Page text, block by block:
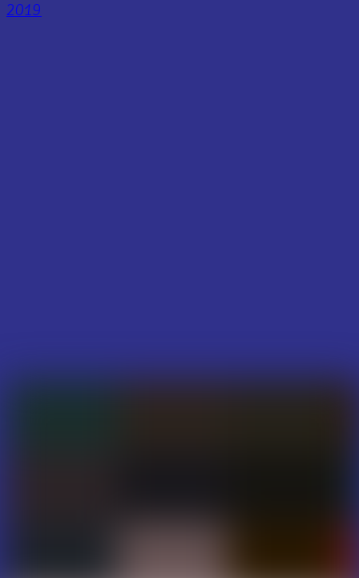
2019